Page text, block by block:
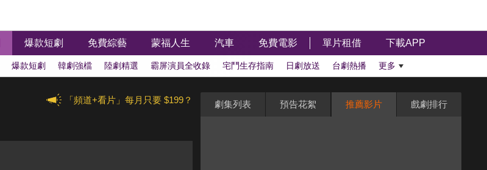
爆款短劇 免費綜藝 蒙福人生 汽車 免費電影 單片租借 下載APP
爆款短劇 韓劇強檔 陸劇精選 霸屏演員全收錄 宅鬥生存指南 日劇放送 台劇熱播 更多
「頻道+看片」每月只要 $199？ 劇集列表 預告花絮 推薦影片 戲劇排行